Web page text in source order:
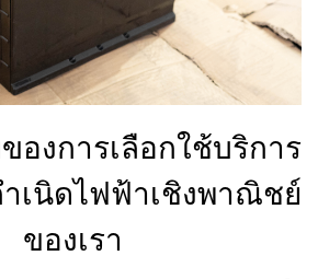
องการเลือกใช้บริการ
เนิดไฟฟ้าเชิงพาณิชย์
ของเรา